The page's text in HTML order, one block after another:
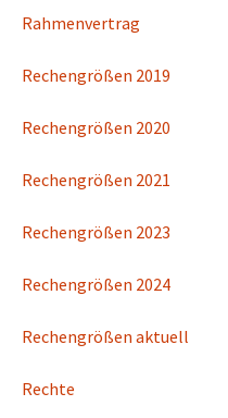
Rahmenvertrag
Rechengrößen 2019
Rechengrößen 2020
Rechengrößen 2021
Rechengrößen 2023
Rechengrößen 2024
Rechengrößen aktuell
Rechte